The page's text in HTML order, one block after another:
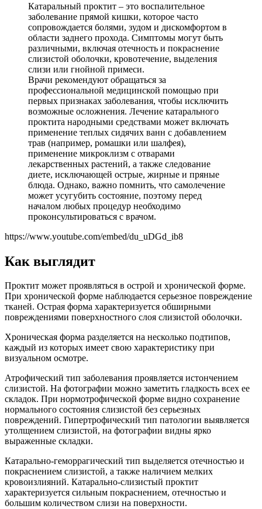
Катаральный проктит – это воспалительное
заболевание прямой кишки, которое часто
сопровождается болями, зудом и дискомфортом в
области заднего прохода. Симптомы могут быть
различными, включая отечность и покраснение
слизистой оболочки, кровотечение, выделения
слизи или гнойной примеси.
Врачи рекомендуют обращаться за
профессиональной медицинской помощью при
первых признаках заболевания, чтобы исключить
возможные осложнения. Лечение катарального
проктита народными средствами может включать
применение теплых сидячих ванн с добавлением
трав (например, ромашки или шалфея),
применение микроклизм с отварами
лекарственных растений, а также следование
диете, исключающей острые, жирные и пряные
блюда. Однако, важно помнить, что самолечение
может усугубить состояние, поэтому перед
началом любых процедур необходимо
проконсультироваться с врачом.
https://www.youtube.com/embed/du_uDGd_ib8
Как выглядит
Проктит может проявляться в острой и хронической форме.
При хронической форме наблюдается серьезное повреждение
тканей. Острая форма характеризуется обширными
повреждениями поверхностного слоя слизистой оболочки.
Хроническая форма разделяется на несколько подтипов,
каждый из которых имеет свою характеристику при
визуальном осмотре.
Атрофический тип заболевания проявляется истончением
слизистой. На фотографии можно заметить гладкость всех ее
складок. При нормотрофической форме видно сохранение
нормального состояния слизистой без серьезных
повреждений. Гипертрофический тип патологии выявляется
утолщением слизистой, на фотографии видны ярко
выраженные складки.
Катарально-геморрагический тип выделяется отечностью и
покраснением слизистой, а также наличием мелких
кровоизлияний. Катарально-слизистый проктит
характеризуется сильным покраснением, отечностью и
большим количеством слизи на поверхности.